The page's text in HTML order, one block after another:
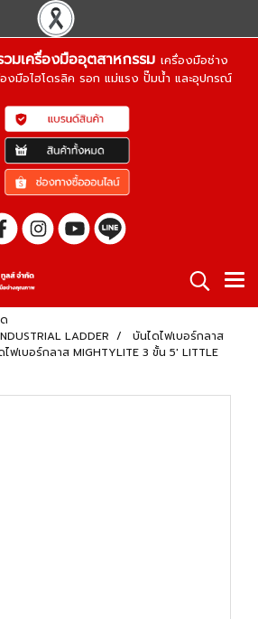
มเครื่องมืออุตสาหกรรม เครื่องมือช่าง
งมือไฮโดรลิค รอก แม่แรง ปั๊มน้ำ และอุปกรณ์
LADDER
บันไดไฟเบอร์กลาส
ฟเบอร์กลาส MIGHTYLITE 3 ขั้น 5' LITTLE